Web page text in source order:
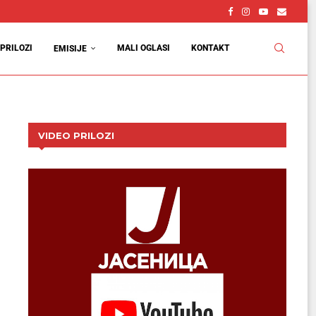
PRILOZI EMISIJE MALI OGLASI KONTAKT
VIDEO PRILOZI